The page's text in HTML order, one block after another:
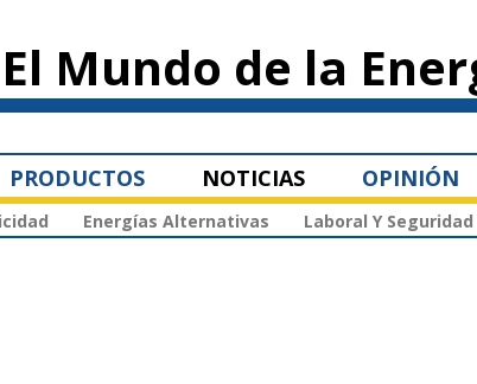
principal
El Mundo de la
PRODUCTOS NOTICIAS OPINIÓN
Energías Alternativas Laboral Y Seguridad